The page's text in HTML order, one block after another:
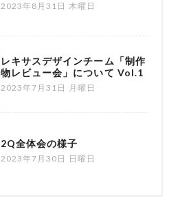
2023年8月31日 木曜日
レキサスデザインチーム「制作
物レビュー会」について Vol.1
2023年7月31日 月曜日
2Q全体会の様子
2023年7月30日 日曜日